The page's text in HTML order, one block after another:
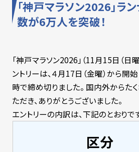
「神戸マラソン2026」ラ
数が6万人を突破！
「神戸マラソン2026」（11月15日（日
ントリーは、４月17日（金曜）から開始
時で締め切りました。 国内外からた
ただき、ありがとうございました。
エントリーの内訳は、下記のとおりで
区分